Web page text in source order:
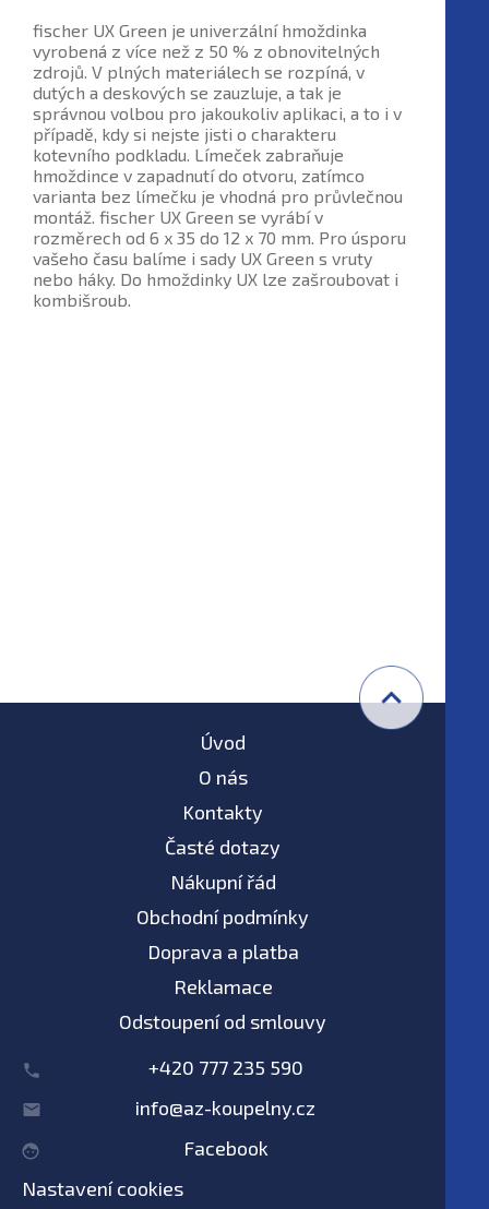
fischer UX Green je univerzální hmoždinka
vyrobená z více než z 50 % z obnovitelných
zdrojů. V plných materiálech se rozpíná, v
dutých a deskových se zauzluje, a tak je
správnou volbou pro jakoukoliv aplikaci, a to i v
případě, kdy si nejste jisti o charakteru
kotevního podkladu. Límeček zabraňuje
hmoždince v zapadnutí do otvoru, zatímco
varianta bez límečku je vhodná pro průvlečnou
montáž. fischer UX Green se vyrábí v
rozměrech od 6 x 35 do 12 x 70 mm. Pro úsporu
vašeho času balíme i sady UX Green s vruty
nebo háky. Do hmoždinky UX lze zašroubovat i
kombišroub.
Úvod
O nás
Kontakty
Časté dotazy
Nákupní řád
Obchodní podmínky
Doprava a platba
Reklamace
Odstoupení od smlouvy
+420 777 235 590
info@az-koupelny.cz
Facebook
Nastavení cookies